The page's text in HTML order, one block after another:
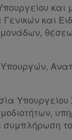
και
Υπουργών,